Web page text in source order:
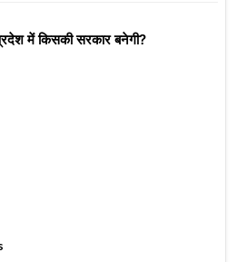
में किसकी सरकार बनेगी?